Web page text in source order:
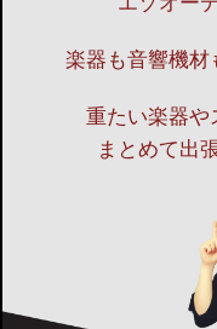
楽器も音響機材
重たい楽器や
まとめて出